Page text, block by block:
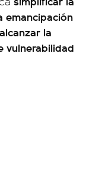
emancipación
la
vulnerabilidad